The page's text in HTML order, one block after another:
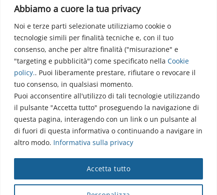
Abbiamo a cuore la tua privacy
Noi e terze parti selezionate utilizziamo cookie o
tecnologie simili per finalità tecniche e, con il tuo
consenso, anche per altre finalità ("misurazione" e
"targeting e pubblicità") come specificato nella Cookie
policy.. Puoi liberamente prestare, rifiutare o revocare il
tuo consenso, in qualsiasi momento.
Puoi acconsentire all'utilizzo di tali tecnologie utilizzando
il pulsante "Accetta tutto" proseguendo la navigazione di
questa pagina, interagendo con un link o un pulsante al
di fuori di questa informativa o continuando a navigare in
altro modo. Informativa sulla privacy
Accetta tutto
Via dell’Elettronica
86077 Pozzilli (IS)
☏ 0865/915407
segreteriapolodidattico@neuromed.it
Copyright © 2026 Istituto Neurologico Mediterraneo
Neuromed S.p.A.
Webmail |Privacy Policy|Privacy|Disclaimer|Accessibilità